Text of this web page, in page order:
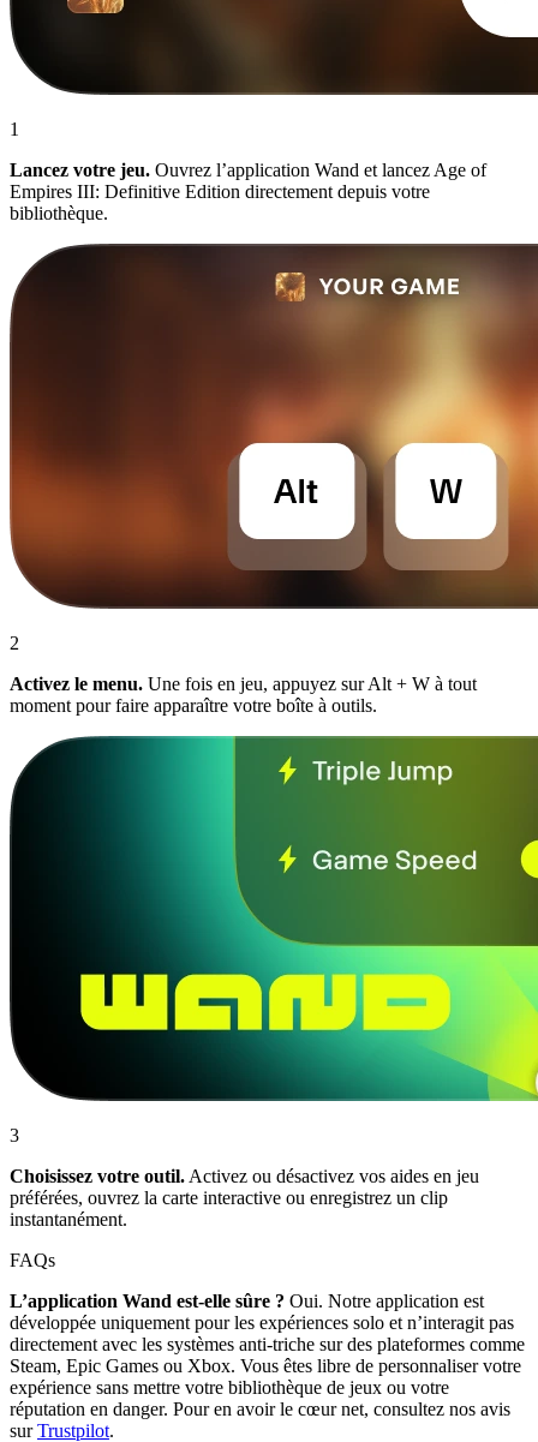
1
Lancez votre jeu. Ouvrez l’application Wand et lancez Age of
Empires III: Definitive Edition directement depuis votre
bibliothèque.
2
Activez le menu. Une fois en jeu, appuyez sur Alt + W à tout
moment pour faire apparaître votre boîte à outils.
3
Choisissez votre outil. Activez ou désactivez vos aides en jeu
préférées, ouvrez la carte interactive ou enregistrez un clip
instantanément.
FAQs
L’application Wand est-elle sûre ? Oui. Notre application est
développée uniquement pour les expériences solo et n’interagit pas
directement avec les systèmes anti-triche sur des plateformes comme
Steam, Epic Games ou Xbox. Vous êtes libre de personnaliser votre
expérience sans mettre votre bibliothèque de jeux ou votre
réputation en danger. Pour en avoir le cœur net, consultez nos avis
surTrustpilot.